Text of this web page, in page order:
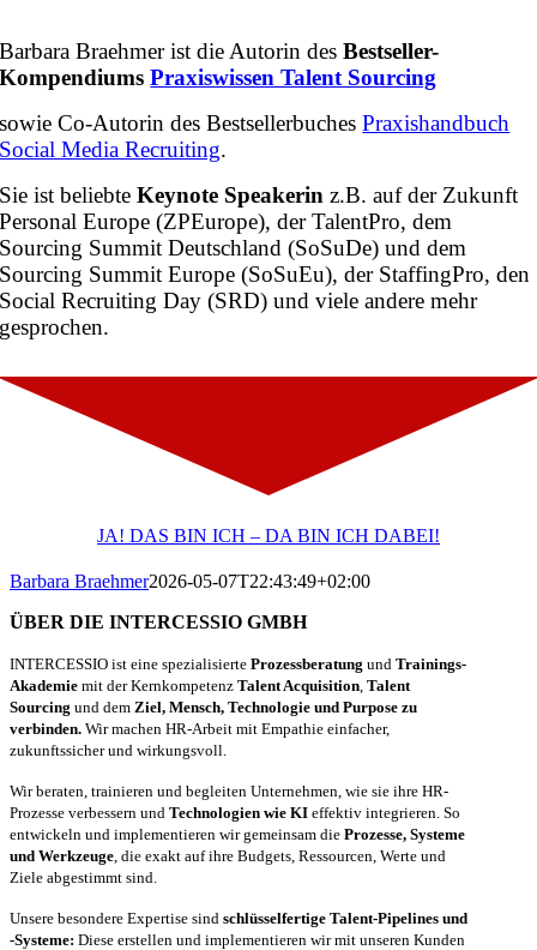
Barbara Braehmer ist die Autorin desBestseller-
Kompendiums Praxiswissen Talent Sourcing
sowie Co-Autorin des BestsellerbuchesPraxishandbuch
Social Media Recruiting.
Sie ist beliebteKeynote Speakerin z.B. auf der Zukunft
Personal Europe (ZPEurope), der TalentPro, dem
Sourcing Summit Deutschland (SoSuDe) und dem
Sourcing Summit Europe (SoSuEu), der StaffingPro, den
Social Recruiting Day (SRD) und viele andere mehr
gesprochen.
JA! DAS BIN ICH – DA BIN ICH DABEI!
Barbara Braehmer2026-05-07T22:43:49+02:00
ÜBER DIE INTERCESSIO GMBH
INTERCESSIO ist eine spezialisierte Prozessberatung und Trainings-
Akademie mit der Kernkompetenz Talent Acquisition Talent
Sourcing und dem Ziel, Mensch, Technologie und Purpose zu
verbinden. Wir machen HR-Arbeit mit Empathie einfacher,
zukunftssicher und wirkungsvoll.
Wir beraten, trainieren und begleiten Unternehmen, wie sie ihre HR-
Prozesse verbessern und Technologien wie KI effektiv integrieren. So
entwickeln und implementieren wir gemeinsam die Prozesse, Systeme
und Werkzeuge , die exakt auf ihre Budgets, Ressourcen, Werte und
Ziele abgestimmt sind.
Unsere besondere Expertise sind schlüsselfertige Talent-Pipelines und
-Systeme: Diese erstellen und implementieren wir mit unseren Kunden